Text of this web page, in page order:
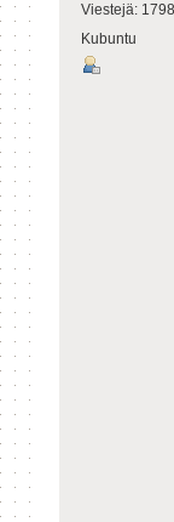
Viestejä: 1798
Kubuntu